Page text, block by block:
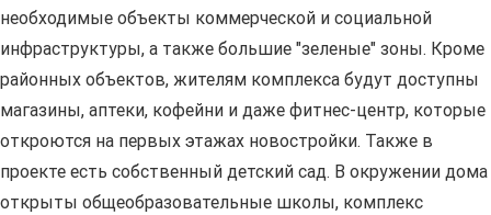
необходимые объекты коммерческой и социальной
инфраструктуры, а также большие "зеленые" зоны. Кроме
районных объектов, жителям комплекса будут доступны
магазины, аптеки, кофейни и даже фитнес-центр, которые
откроются на первых этажах новостройки. Также в
проекте есть собственный детский сад. В окружении дома
открыты общеобразовательные школы, комплекс